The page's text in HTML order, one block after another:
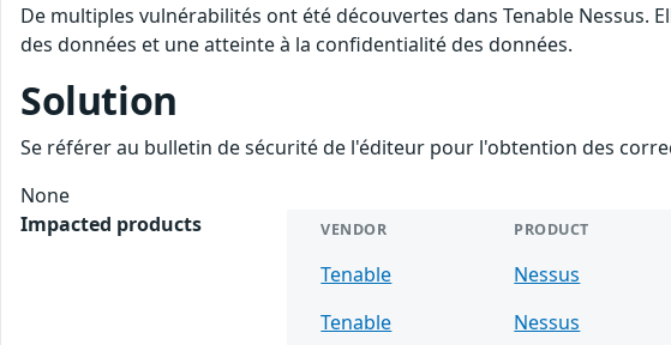
De multiples vulnérabilités ont été découvertes dans Tenable
des données et une atteinte à la confidentialité des données.
Solution
Se référer au bulletin de sécurité de l'éditeur pour l'obtention des
None
Impacted products
VENDOR PRODUCT
Tenable Nessus
Tenable
Nessus